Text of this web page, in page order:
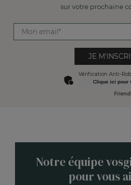
sur votre prochaine
JE
Vérification Anti-
Clique ici pour
Notre équipe
pour vous